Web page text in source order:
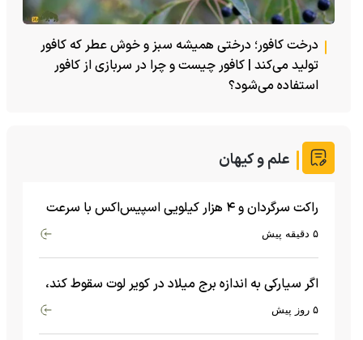
درخت کافور؛ درختی همیشه سبز و خوش عطر که کافور
تولید می‌کند | کافور چیست و چرا در سربازی از کافور
استفاده می‌شود؟
علم و کیهان
راکت سرگردان و ۴ هزار کیلویی اسپیس‌اکس با سرعت
هشت هزار و ۶۹۰ کیلومتر در ساعت به ماه برخورد کرد
۵ دقیقه پیش
اگر سیارکی به اندازه برج میلاد در کویر لوت سقوط کند،
چه اتفاقی می‌افتد؟
۵ روز پیش